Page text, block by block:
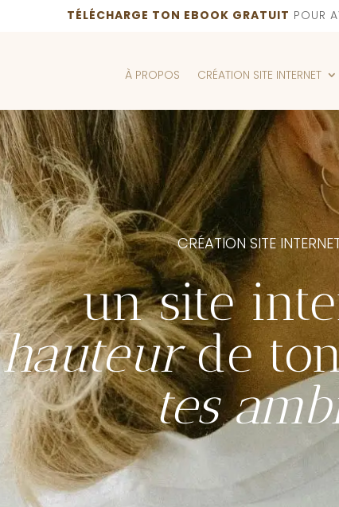
TÉLÉCHARGE TON EBOOK GRATUIT POUR
À PROPOS CRÉATION SITE INTERNET
CRÉATION SITE
un site
hauteurde
tes